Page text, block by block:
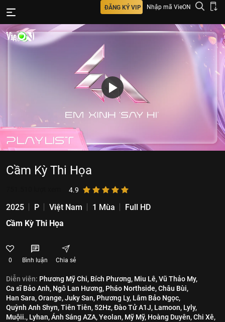
ĐĂNG KÝ VIP Nhập mã VieON
Cầm Kỳ Thi Họa
4.9
2025 P Việt Nam 1 Mùa
Full HD
Cầm Kỳ Thi Họa
0 Bình luận Chia sẻ
Diễn viên: Phương Mỹ Chi, Bích Phương, Miu Lê,Vũ Thảo My,
Ca sĩ Bảo Anh, Ngô Lan Hương, Pháo Northside,Châu Bùi,
Han Sara,Orange,Juky San, Phương Ly, Lâm Bảo Ngọc,
Quỳnh Anh Shyn,Tiên Tiên, 52Hz,Đào Tử A1J, Lamoon, Lyly,
Muộii., Lyhan,Ánh Sáng AZA,Yeolan, Mỹ Mỹ, Hoàng Duyên,Chi Xê,